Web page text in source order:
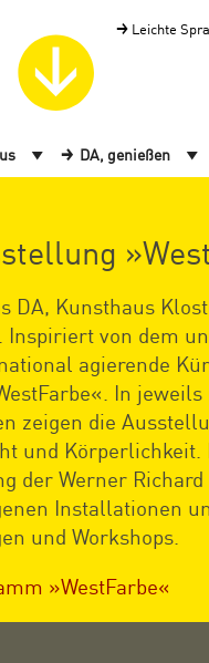
Leichte
DA, genießen
DA, Kunsthaus
von dem
agierende
In
zeigen die
und Körperlichkeit.
der Werner
Installationen
und Workshops.
»WestFarbe«